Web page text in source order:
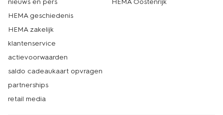
nieuws en pers
HEMA geschiedenis
HEMA zakelijk
klantenservice
actievoorwaarden
saldo cadeaukaart opvragen
partnerships
retail media
HEMA Oostenrijk